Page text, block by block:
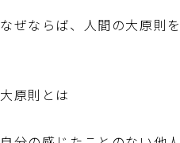
なぜならば、人間の大原則
大原則とは